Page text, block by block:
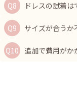
ドレスの試着は
サイズが合うか
追加で費用がか